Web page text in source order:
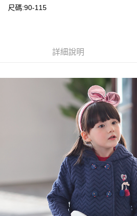
運送方式
付款後全家取貨
每筆NT$80，滿NT$2,000(含以上)免運費
每筆NT$80，滿NT$2,000(含以上)免運費
每筆NT$80，滿NT$2,000(含以上)免運費
尺碼:90-115
詳細說明